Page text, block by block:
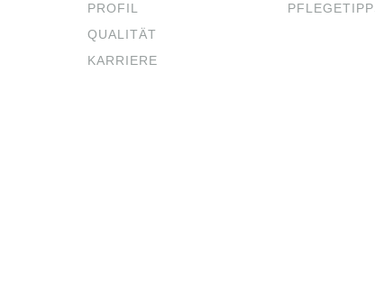
PROFIL
QUALITÄT
KARRIERE